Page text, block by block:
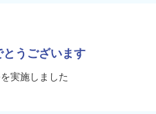
とうございます
実施しました